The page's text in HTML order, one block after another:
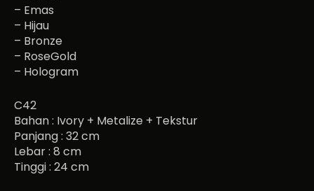
– Emas
– Hijau
– Bronze
– RoseGold
– Hologram
C42
Bahan : Ivory + Metalize + Tekstur
Panjang : 32 cm
Lebar : 8 cm
Tinggi : 24 cm